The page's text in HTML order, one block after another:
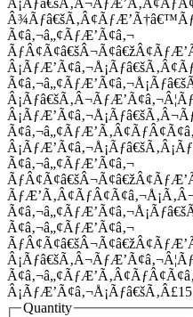
Ã¢â‚¬â„¢ÃƒÆ’Ã¢â‚¬
Ã¢â‚¬â„¢ÃƒÆ’Ã¢â‚¬
Ã¢â‚¬â„¢ÃƒÆ’Ã¢â‚¬
Quantity